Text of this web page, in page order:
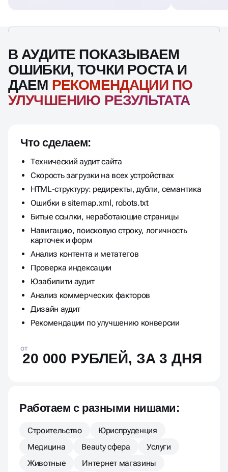
В АУДИТЕ ПОКАЗЫВАЕМ
ОШИБКИ, ТОЧКИ РОСТА И
ДАЕМ РЕКОМЕНДАЦИИ ПО
УЛУЧШЕНИЮ РЕЗУЛЬТАТА
Что сделаем:
Технический аудит сайта
Скорость загрузки на всех устройствах
HTML-структуру: редиректы, дубли, семантика
Ошибки в sitemap.xml, robots.txt
Битые ссылки, неработающие страницы
Навигацию, поисковую строку, логичность
карточек и форм
Анализ контента и метатегов
Проверка индексации
Юзабилити аудит
Анализ коммерческих факторов
Дизайн аудит
Рекомендации по улучшению конверсии
от
20 000 РУБЛЕЙ, ЗА 3 ДНЯ
Работаем с разными нишами:
Строительство
Юриспруденция
Медицина
Beauty сфера
Услуги
Животные
Интернет магазины